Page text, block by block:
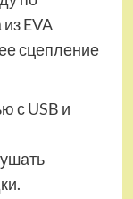
EVA
сцепление
с USB и